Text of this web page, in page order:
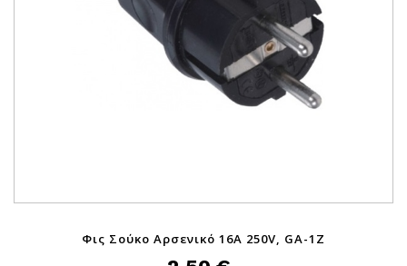
Φις Σούκο Αρσενικό 16A 250V, GA-1Z